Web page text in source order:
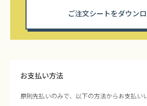
ご注文シートをダウン
お支払い方法
原則先払いのみで、以下の方法からお支払い